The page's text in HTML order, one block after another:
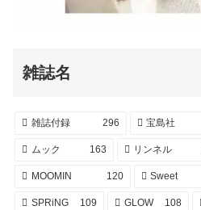
雑誌名
雑誌付録 296 宝島社
ムック 163 リンネル
MOOMIN 120 Sweet
SPRiNG 109 GLOW 108